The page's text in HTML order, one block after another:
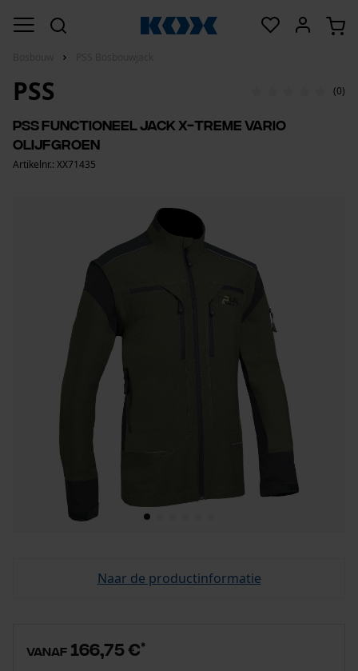
PSS (0)
PSS functioneel jack X-treme Vario
olijfgroen
Artikelnr.: XX71435
Naar de productinformatie
vanaf 166,75 €*